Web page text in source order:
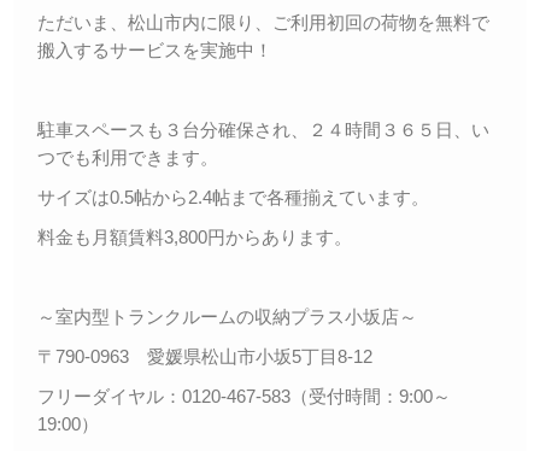
ただいま、松山市内に限り、ご利用初回の荷物を無料で
搬入するサービスを実施中！
駐車スペースも３台分確保され、２４時間３６５日、い
つでも利用できます。
サイズは0.5帖から2.4帖まで各種揃えています。
料金も月額賃料3,800円からあります。
～室内型トランクルームの収納プラス小坂店～
〒790-0963 愛媛県松山市小坂5丁目8-12
フリーダイヤル：0120-467-583（受付時間：9:00～
19:00）